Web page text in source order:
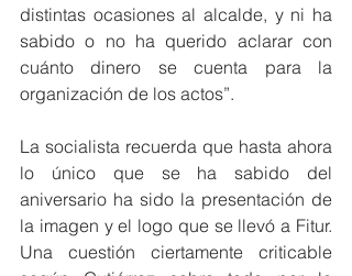
distintas ocasiones al alcalde, y ni ha
sabido o no ha querido aclarar con
cuánto dinero se cuenta para la
organización de los actos”.
La socialista recuerda que hasta ahora
lo único que se ha sabido del
aniversario ha sido la presentación de
la imagen y el logo que se llevó a Fitur.
Una cuestión ciertamente criticable